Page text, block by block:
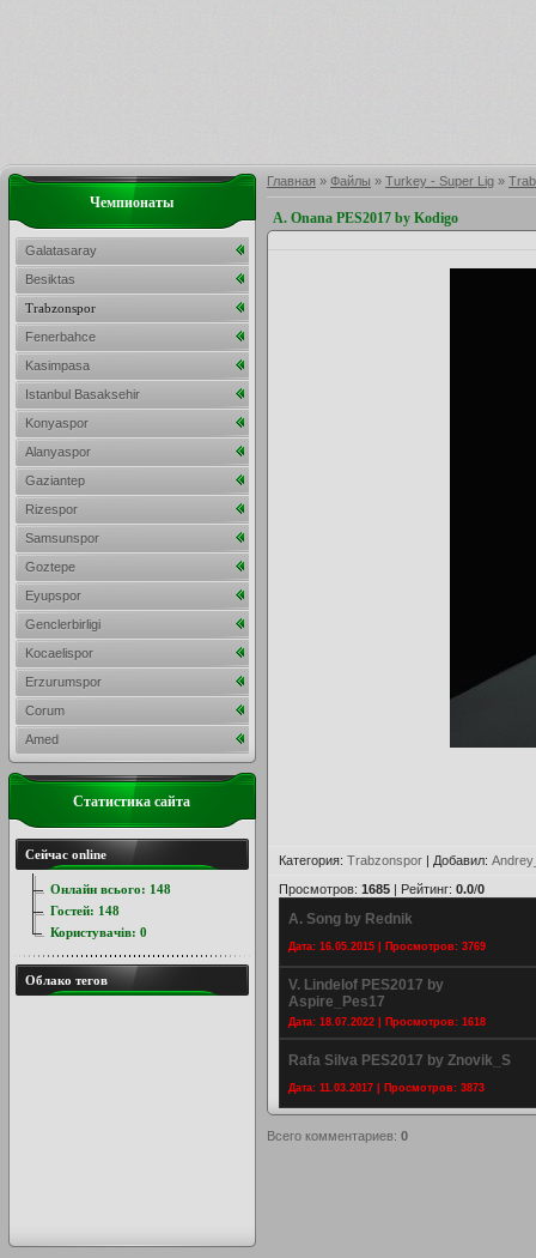
Главная » Файлы » Turkey - Super Lig »
A. Onana PES2017 by Kodigo
Категория: Trabzonspor | Добавил:
Просмотров: 1685 | Рейтинг: 0.0/0
A. Song by Rednik
Дата: 16.05.2015 | Просмотров: 3769
V. Lindelof PES2017 by
Aspire_Pes17
Дата: 18.07.2022 | Просмотров: 1618
Rafa Silva PES2017 by Znovik_S
Дата: 11.03.2017 | Просмотров: 3873
Всего комментариев: 0
Чемпионаты
Galatasaray
Besiktas
Trabzonspor
Fenerbahce
Kasimpasa
Istanbul Basaksehir
Konyaspor
Alanyaspor
Gaziantep
Rizespor
Samsunspor
Goztepe
Eyupspor
Genclerbirligi
Kocaelispor
Erzurumspor
Corum
Amed
Статистика сайта
Сейчас online
Онлайн всього: 148
Гостей: 148
Користувачів: 0
Облако тегов